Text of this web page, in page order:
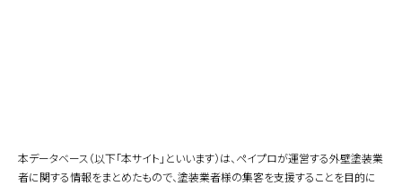
本データベース（以下「本サイト」といいます）は、ペイプロが運営する外壁塗装業
者に関する情報をまとめたもので、塗装業者様の集客を支援することを目的に